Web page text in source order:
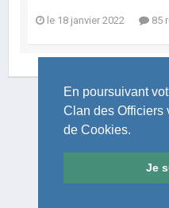
En poursuivant
Clan des Officiers
de Cookies.
Je
le 18 janvier 2022 85
LANGUE